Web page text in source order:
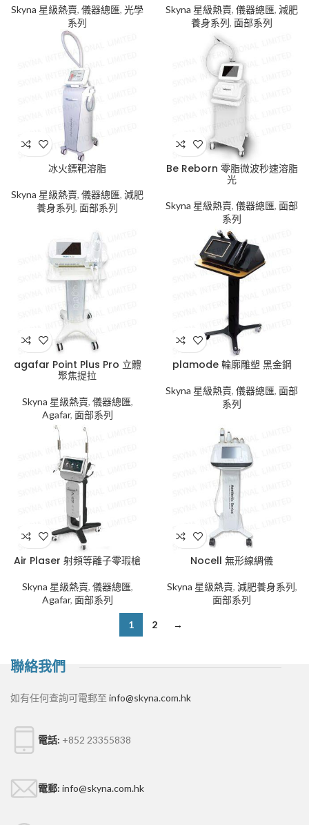
Skyna 星級熱賣, 儀器總匯, 光學
系列
Skyna 星級熱賣, 儀器總匯, 減肥
養身系列, 面部系列
冰火鏢靶溶脂
Skyna 星級熱賣, 儀器總匯, 減肥
養身系列, 面部系列
Be Reborn 零脂微波秒速溶脂
光
Skyna 星級熱賣, 儀器總匯, 面部
系列
agafar Point Plus Pro 立體
聚焦提拉
Skyna 星級熱賣, 儀器總匯,
Agafar, 面部系列
plamode 輪廓雕塑 黑金鋼
Skyna 星級熱賣, 儀器總匯, 面部
系列
Air Plaser 射頻等離子零瑕槍
Skyna 星級熱賣, 儀器總匯,
Agafar, 面部系列
Nocell 無形線綢儀
Skyna 星級熱賣, 減肥養身系列,
面部系列
1 2 →
聯絡我們
如有任何查詢可電郵至 info@skyna.com.hk
電話: +852 23355838
電郵: info@skyna.com.hk